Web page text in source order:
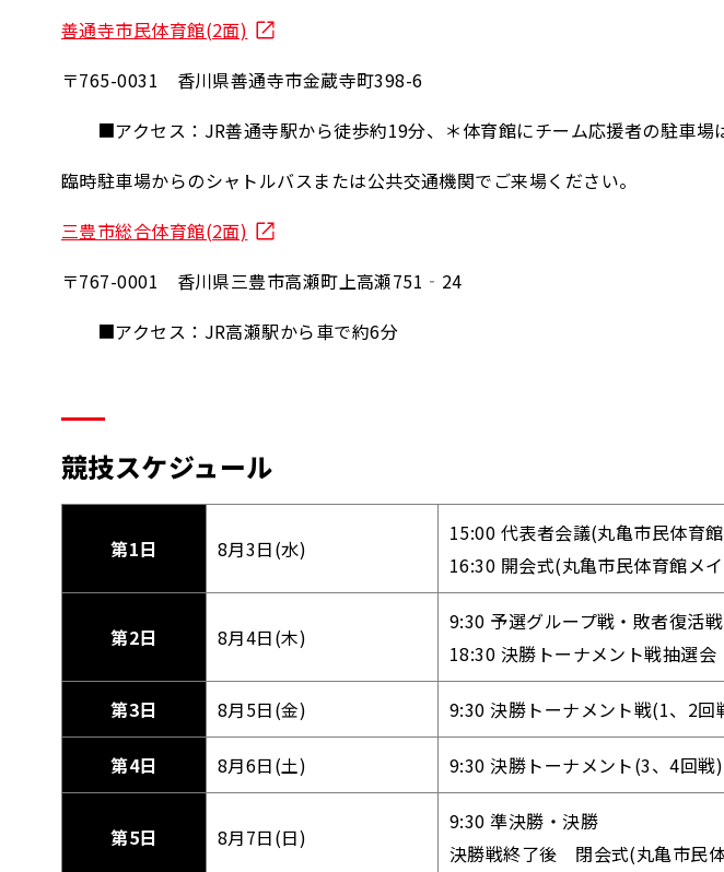
善通寺市民体育館(2面)
〒765-0031 香川県善通寺市金蔵寺町398-6
■アクセス：JR善通寺駅から徒歩約19分、＊体育館にチーム応援者の駐車場
臨時駐車場からのシャトルバスまたは公共交通機関でご来場ください。
三豊市総合体育館(2面)
〒767-0001 香川県三豊市高瀬町上高瀬751‐24
■アクセス：JR高瀬駅から車で約6分
競技スケジュール
第1日 8月3日(水)
15:00 代表者会議(丸亀市民体育
16:30 開会式(丸亀市民体育館メ
第2日 8月4日(木)
9:30 予選グループ戦・敗者復活戦
18:30 決勝トーナメント戦抽選会
第3日 8月5日(金) 9:30 決勝トーナメント戦(1、2回
第4日 8月6日(土) 9:30 決勝トーナメント(3、4回戦)
第5日 8月7日(日)
9:30 準決勝・決勝
決勝戦終了後 閉会式(丸亀市民